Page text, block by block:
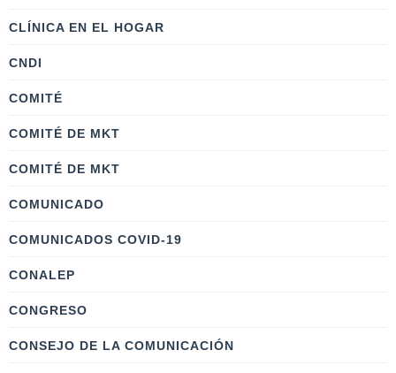
CLÍNICA EN EL HOGAR
CNDI
COMITÉ
COMITÉ DE MKT
COMITÉ DE MKT
COMUNICADO
COMUNICADOS COVID-19
CONALEP
CONGRESO
CONSEJO DE LA COMUNICACIÓN